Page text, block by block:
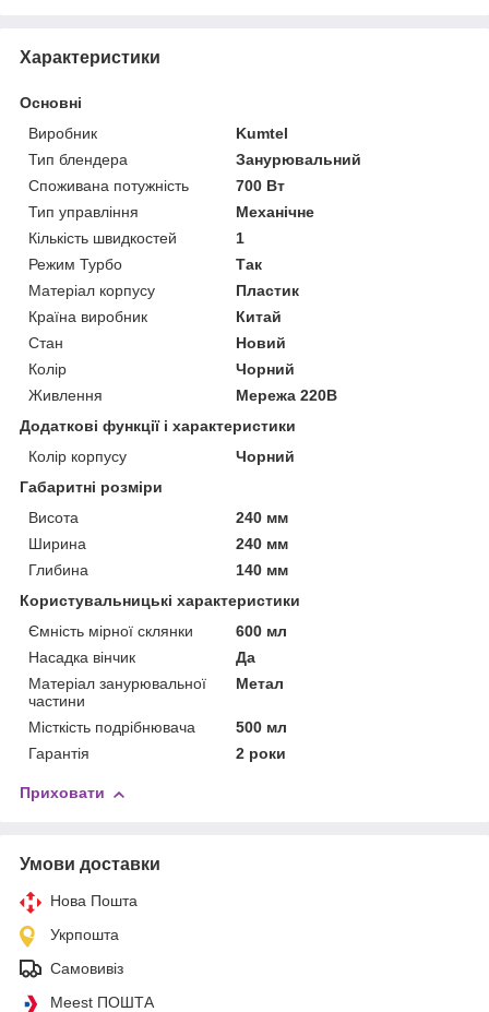
Характеристики
Основні
Виробник
Kumtel
Тип блендера
Занурювальний
Споживана потужність
700 Вт
Тип управління
Механічне
Кількість швидкостей
1
Режим Турбо
Так
Матеріал корпусу
Пластик
Країна виробник
Китай
Стан
Новий
Колір
Чорний
Живлення
Мережа 220В
Додаткові функції і характеристики
Колір корпусу
Чорний
Габаритні розміри
Висота
240 мм
Ширина
240 мм
Глибина
140 мм
Користувальницькі характеристики
Ємність мірної склянки
600 мл
Насадка вінчик
Да
Матеріал занурювальної
частини
Метал
Місткість подрібнювача
500 мл
Гарантія
2 роки
Приховати
Умови доставки
Нова Пошта
Укрпошта
Самовивіз
Meest ПОШТА